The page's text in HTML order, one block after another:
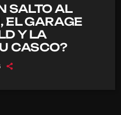
SALTO AL
EL GARAGE
Y LA
CASCO?